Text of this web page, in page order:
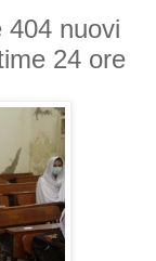
404 nuovi
24 ore